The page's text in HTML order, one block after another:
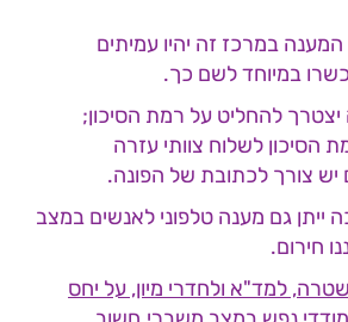
המענה במרכז זה יהיו עמיתים
במיוחד לשם כך.
להחליט על רמת הסיכון;
הסיכון לשלוח צוותי עזרה
יש צורך לכתובת של הפונה.
ייתן גם מענה טלפוני לאנשים במצב
חירום.
למד"א ולחדרי מיון, על יחס